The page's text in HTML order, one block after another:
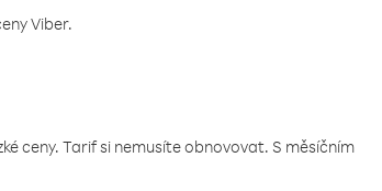
Viber.
ceny. Tarif si nemusíte obnovovat. S měsíčním